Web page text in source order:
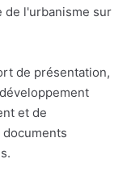
de l'urbanisme sur
de présentation,
et de